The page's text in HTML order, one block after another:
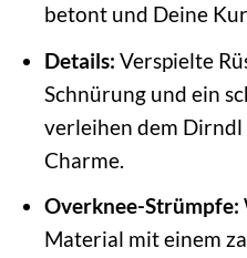
betont und Deine
Details: Verspielte
Schnürung und ein
verleihen dem
Charme.
Overknee-Strümpfe:
Material mit einem